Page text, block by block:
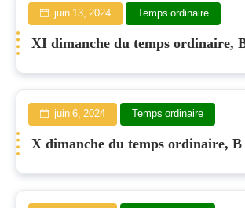
juin 13, 2024 Temps ordinaire
XI dimanche du temps ordinaire,
juin 6, 2024 Temps ordinaire
X dimanche du temps ordinaire, B